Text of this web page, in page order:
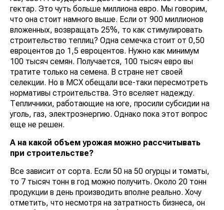
гектар. Это чуть больше миллиона евро. Мы говорим,
что она стоит намного выше. Если от 900 миллионов
вложенных, возвращать 25%, то как стимулировать
строительство теплиц? Одна семечка стоит от 0,50
евроцентов до 1,5 евроцентов. Нужно как минимум
100 тысяч семян. Получается, 100 тысяч евро вы
тратите только на семена. В стране нет своей
селекции. Но в МСХ обещали все-таки пересмотреть
нормативы строительства. Это вселяет надежду.
Тепличники, работающие на юге, просили субсидии на
уголь, газ, электроэнергию. Однако пока этот вопрос
еще не решен.
А на какой объем урожая можно рассчитывать
при строительстве?
Все зависит от сорта. Если 50 на 50 огурцы и томаты,
то 7 тысяч тонн в год можно получить. Около 20 тонн
продукции в день производить вполне реально. Хочу
отметить, что несмотря на затратность бизнеса, он